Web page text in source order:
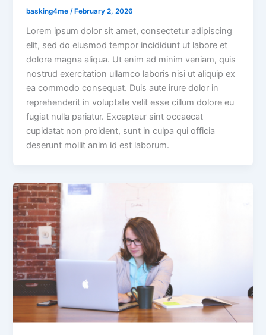
basking4me/ February 2, 2026
Lorem ipsum dolor sit amet, consectetur adipiscing
elit, sed do eiusmod tempor incididunt ut labore et
dolore magna aliqua. Ut enim ad minim veniam, quis
nostrud exercitation ullamco laboris nisi ut aliquip ex
ea commodo consequat. Duis aute irure dolor in
reprehenderit in voluptate velit esse cillum dolore eu
fugiat nulla pariatur. Excepteur sint occaecat
cupidatat non proident, sunt in culpa qui officia
deserunt mollit anim id est laborum.